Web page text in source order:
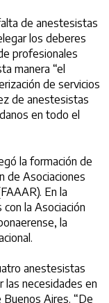
de anestesistas
los deberes
profesionales
manera “el
de servicios
de anestesistas
en todo el
la formación de
de Asociaciones
En la
la Asociación
la
anestesistas
las necesidades en
Aires. “De